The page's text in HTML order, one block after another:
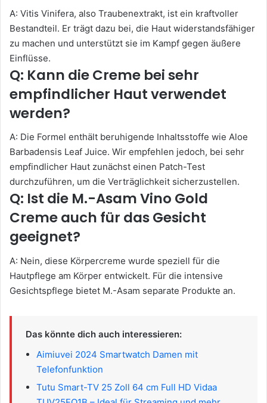
A: Vitis Vinifera, also Traubenextrakt, ist ein kraftvoller
Bestandteil. Er trägt dazu bei, die Haut widerstandsfähiger
zu machen und unterstützt sie im Kampf gegen äußere
Einflüsse.
Q: Kann die Creme bei sehr
empfindlicher Haut verwendet
werden?
A: Die Formel enthält beruhigende Inhaltsstoffe wie Aloe
Barbadensis Leaf Juice. Wir empfehlen jedoch, bei sehr
empfindlicher Haut zunächst einen Patch-Test
durchzuführen, um die Verträglichkeit sicherzustellen.
Q: Ist die M.-Asam Vino Gold
Creme auch für das Gesicht
geeignet?
A: Nein, diese Körpercreme wurde speziell für die
Hautpflege am Körper entwickelt. Für die intensive
Gesichtspflege bietet M.-Asam separate Produkte an.
Das könnte dich auch interessieren:
Aimiuvei 2024 Smartwatch Damen mit
Telefonfunktion
Tutu Smart-TV 25 Zoll 64 cm Full HD Vidaa